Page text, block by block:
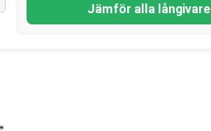
Jämför alla långivare